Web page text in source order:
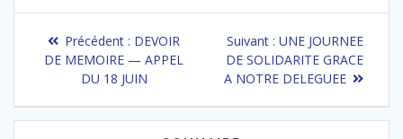
Navigation
l’article
Précédent : Article
précédent
:
DEVOIR
DE MEMOIRE — APPEL
DU 18 JUIN
Suivant : Article
suivant
:
UNE JOURNEE
DE SOLIDARITE GRACE
A NOTRE DELEGUEE